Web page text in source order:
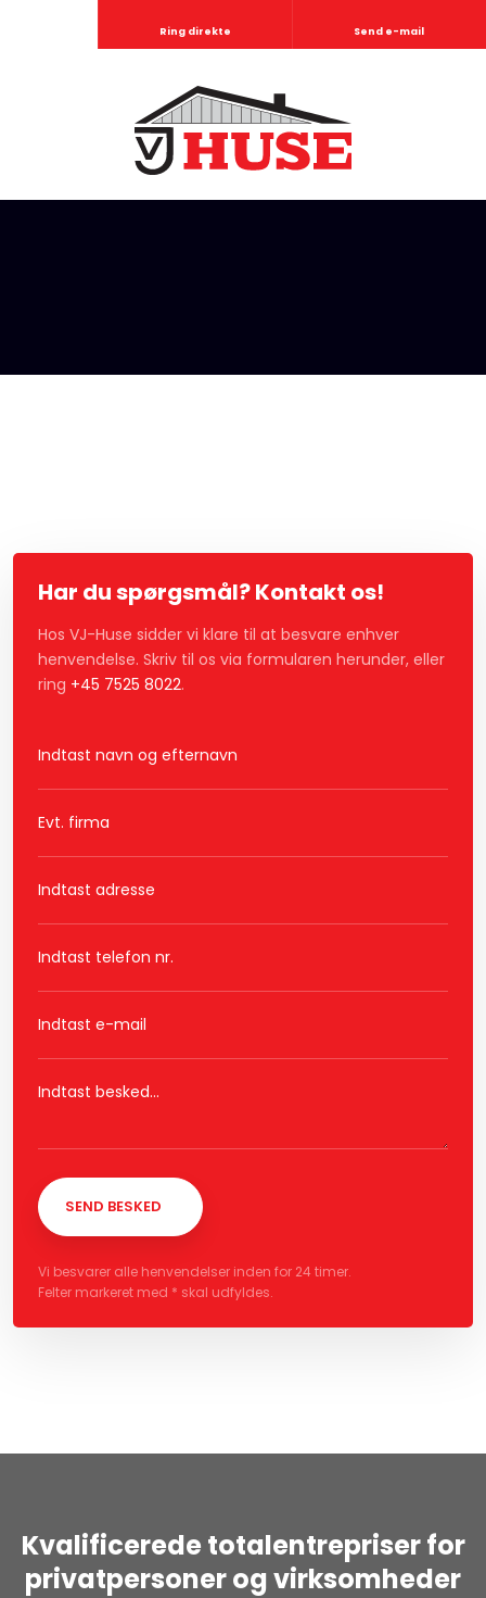
Ring direkte Send e-mail
Har du spørgsmål? Kontakt os!
Hos VJ-Huse sidder vi klare til at besvare enhver
henvendelse. Skriv til os via formularen herunder, eller
ring +45 7525 8022.
Vi besvarer alle henvendelser inden for 24 timer.
Felter markeret med * skal udfyldes.​
Kvalificerede totalentrepriser for
privatpersoner og virksomheder